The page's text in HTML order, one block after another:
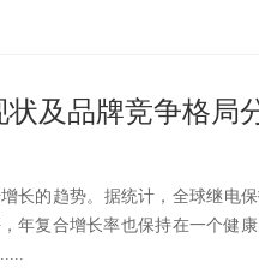
状及品牌竞争格局
长的趋势。据统计，全球继电
年复合增长率也保持在一个健